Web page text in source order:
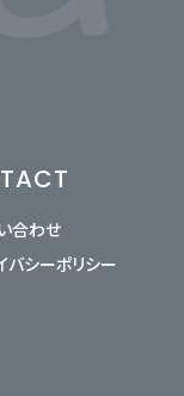
合わせ
バシーポリシー